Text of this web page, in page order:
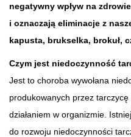
negatywny wpływ na
i oznaczają eliminacje z
kapusta, brukselka, brokuł,
Czym jest niedoczynność
Jest to choroba wywołana
produkowanych przez tarczycę
działaniem w organizmie.
do rozwoju niedoczynności